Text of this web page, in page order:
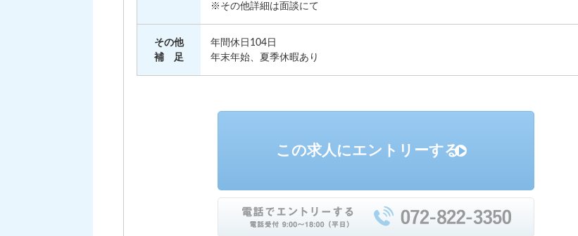
※その他詳細は面談にて
その他
補 足
年間休日104日
年末年始、夏季休暇あり
この求人にエントリーする